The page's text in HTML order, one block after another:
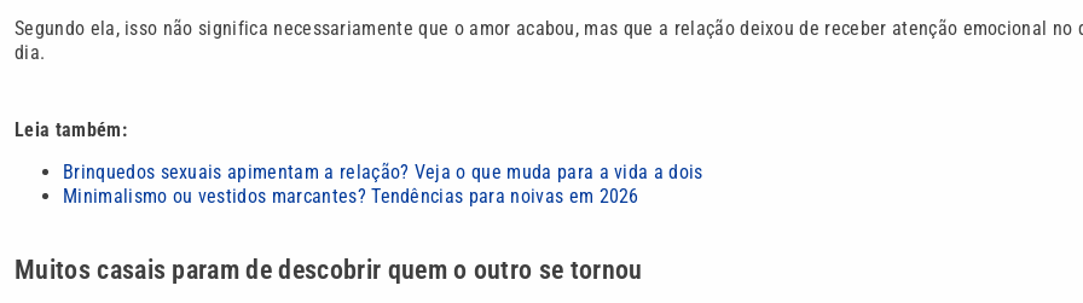
Segundo ela, isso não significa necessariamente que o amor acabou, mas que a relação deixou de receber atenção emocional no
dia.
Leia também:
Brinquedos sexuais apimentam a relação? Veja o que muda para a vida a dois
Minimalismo ou vestidos marcantes? Tendências para noivas em 2026
Muitos casais param de descobrir quem o outro se tornou